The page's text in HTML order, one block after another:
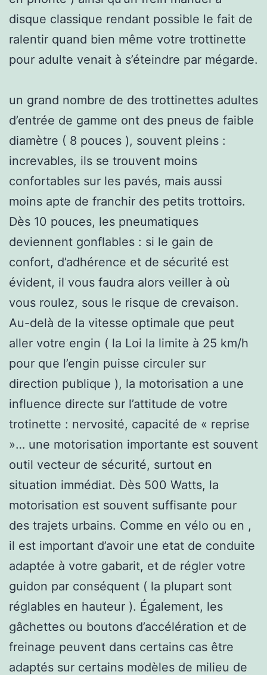
disque classique rendant possible le fait de
ralentir quand bien même votre trottinette
pour adulte venait à s’éteindre par mégarde.
un grand nombre de des trottinettes adultes
d’entrée de gamme ont des pneus de faible
diamètre ( 8 pouces ), souvent pleins :
increvables, ils se trouvent moins
confortables sur les pavés, mais aussi
moins apte de franchir des petits trottoirs.
Dès 10 pouces, les pneumatiques
deviennent gonflables : si le gain de
confort, d’adhérence et de sécurité est
évident, il vous faudra alors veiller à où
vous roulez, sous le risque de crevaison.
Au-delà de la vitesse optimale que peut
aller votre engin ( la Loi la limite à 25 km/h
pour que l’engin puisse circuler sur
direction publique ), la motorisation a une
influence directe sur l’attitude de votre
trotinette : nervosité, capacité de « reprise
»… une motorisation importante est souvent
outil vecteur de sécurité, surtout en
situation immédiat. Dès 500 Watts, la
motorisation est souvent suffisante pour
des trajets urbains. Comme en vélo ou en ,
il est important d’avoir une etat de conduite
adaptée à votre gabarit, et de régler votre
guidon par conséquent ( la plupart sont
réglables en hauteur ). Également, les
gâchettes ou boutons d’accélération et de
freinage peuvent dans certains cas être
adaptés sur certains modèles de milieu de